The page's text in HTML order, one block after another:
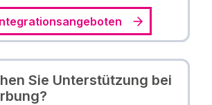
Sie Unterstützung bei